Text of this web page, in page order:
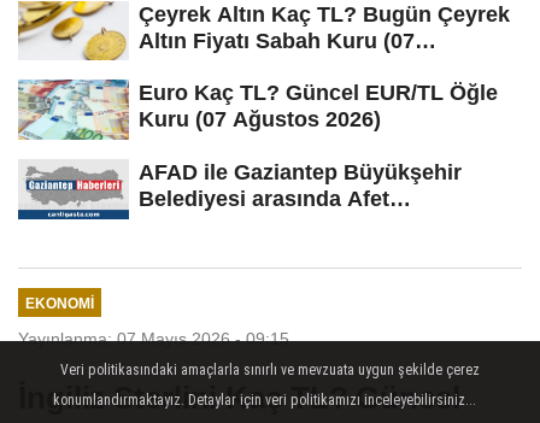
Çeyrek Altın Kaç TL? Bugün Çeyrek
Altın Fiyatı Sabah Kuru (07
Euro Kaç TL? Güncel EUR/TL Öğle
Kuru (07 Ağustos 2026)
AFAD ile Gaziantep Büyükşehir
Belediyesi arasında Afet
EKONOMI
Yayınlanma: 07 Mayıs 2026 - 09:15
İngiliz Sterlini Kaç TL? Güncel
Veri politikasındaki amaçlarla sınırlı ve mevzuata uygun şekilde çerez
konumlandırmaktayız. Detaylar için veri politikamızı inceleyebilirsiniz...